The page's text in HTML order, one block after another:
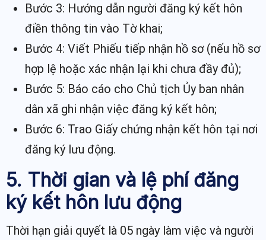
Bước 3: Hướng dẫn người đăng ký kết hôn
điền thông tin vào Tờ khai;
Bước 4: Viết Phiếu tiếp nhận hồ sơ (nếu hồ sơ
hợp lệ hoặc xác nhận lại khi chưa đầy đủ);
Bước 5: Báo cáo cho Chủ tịch Ủy ban nhân
dân xã ghi nhận việc đăng ký kết hôn;
Bước 6: Trao Giấy chứng nhận kết hôn tại nơi
đăng ký lưu động.
5. Thời gian và lệ phí đăng
ký kết hôn lưu động
Thời hạn giải quyết là 05 ngày làm việc và người